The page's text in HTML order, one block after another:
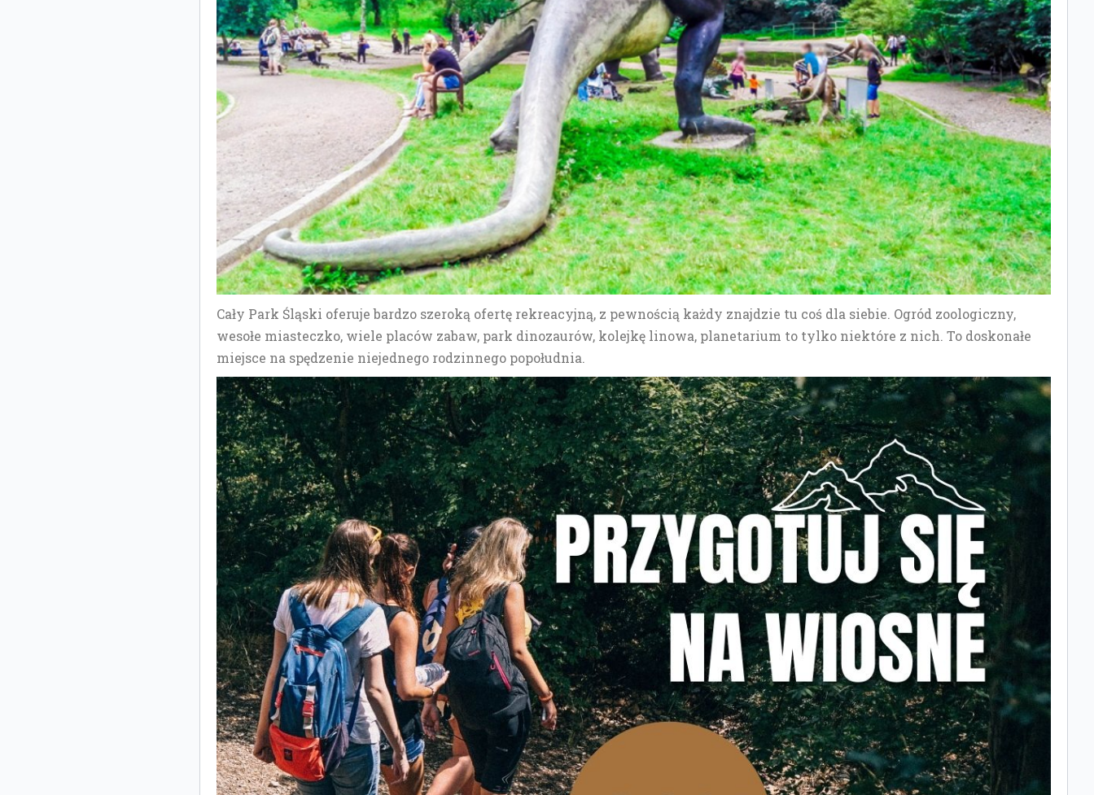
Cały Park Śląski oferuje bardzo szeroką ofertę rekreacyjną, z pewnością każdy znajdzie tu coś dla siebie. Ogród zoologiczny,
wesołe miasteczko, wiele placów zabaw, park dinozaurów, kolejkę linowa, planetarium to tylko niektóre z nich. To doskonałe
miejsce na spędzenie niejednego rodzinnego popołudnia.